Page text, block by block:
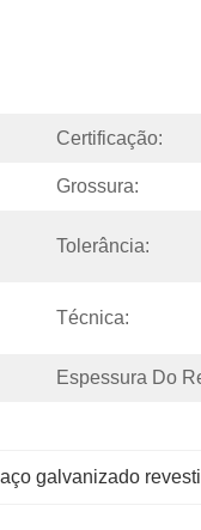
Certificação:
Grossura:
Tolerância:
Técnica:
Espessura Do
galvanizado